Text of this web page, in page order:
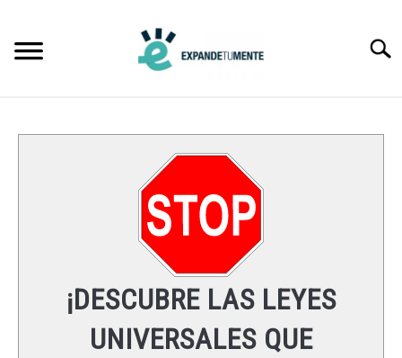
content
LEYES UNIVERSALES
¡DESCUBRE LAS LEYES
UNIVERSALES QUE